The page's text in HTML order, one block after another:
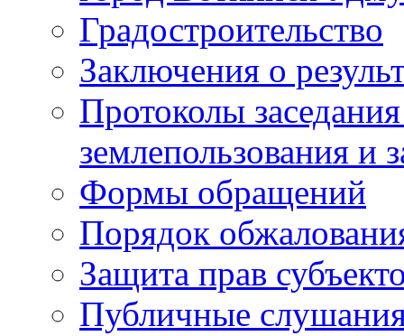
Градостроительство
Заключения о
Протоколы
землепользования и
Формы обращений
Порядок
Защита прав
Публичные